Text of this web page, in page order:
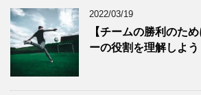
2022/03/19
【チームの勝利のた
ーの役割を理解しよう